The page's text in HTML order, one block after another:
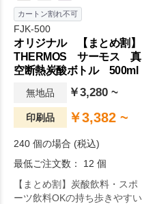
カートン割れ不可
FJK-500
オリジナル 【まとめ割】
THERMOS サーモス 真
空断熱炭酸ボトル 500ml
無地品 ￥3,280 ~
印刷品 ￥3,382 ~
240 個の場合 (税込)
最低ご注文数： 12 個
【まとめ割】炭酸飲料・スポ
ーツ飲料OKの持ち歩きやすい